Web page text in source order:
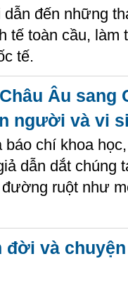
đến những
tế toàn cầu, làm
tế.
Âu sang
người và vi
chí khoa
dẫn dắt chúng
ruột như
đời và